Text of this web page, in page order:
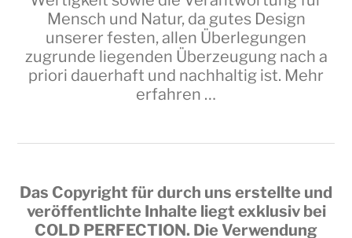
Mensch und Natur, da gutes Design
unserer festen, allen Überlegungen
zugrunde liegenden Überzeugung nach a
priori dauerhaft und nachhaltig ist. Mehr
erfahren …
Das Copyright für durch uns erstellte und
veröffentlichte Inhalte liegt exklusiv bei
COLD PERFECTION. Die Verwendung